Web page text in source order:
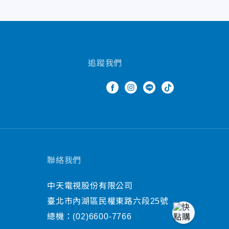
追蹤我們
聯絡我們
中天電視股份有限公司
臺北市內湖區民權東路六段25號
總機： (02)6600-7766